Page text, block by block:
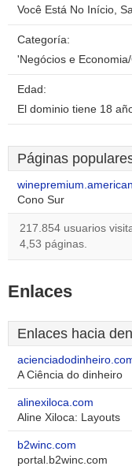
Você Está No Início,
Categoría:
'Negócios e
Edad:
El dominio tiene 18
Páginas
Cono Sur
217.854 usuarios
4,53 páginas.
Enlaces
Enlaces hacia
A Ciência do dinheiro
alinexiloca.com
Aline Xiloca: Layouts
b2winc.com
portal.b2winc.com